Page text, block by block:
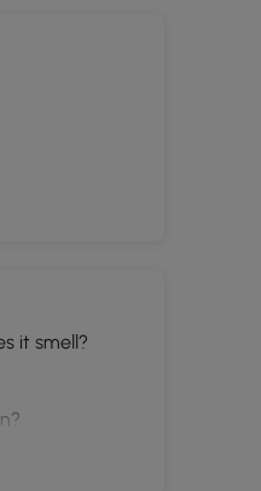
it smell?